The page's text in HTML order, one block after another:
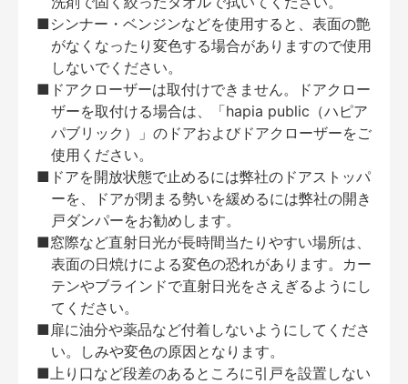
■シンナー・ベンジンなどを使用すると、表面の艶
がなくなったり変色する場合がありますので使用
しないでください。
■ドアクローザーは取付けできません。ドアクロー
ザーを取付ける場合は、「hapia public（ハピア
パブリック）」のドアおよびドアクローザーをご
使用ください。
■ドアを開放状態で止めるには弊社のドアストッパ
ーを、ドアが閉まる勢いを緩めるには弊社の開き
戸ダンパーをお勧めします。
■窓際など直射日光が長時間当たりやすい場所は、
表面の日焼けによる変色の恐れがあります。カー
テンやブラインドで直射日光をさえぎるようにし
てください。
■扉に油分や薬品など付着しないようにしてくださ
い。しみや変色の原因となります。
■上り口など段差のあるところに引戸を設置しない